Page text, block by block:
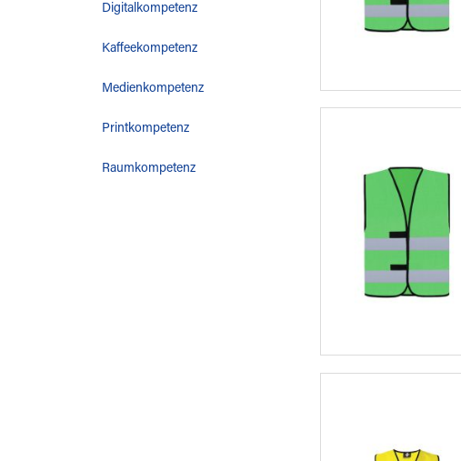
Digitalkompetenz
Kaffeekompetenz
Medienkompetenz
Printkompetenz
Raumkompetenz